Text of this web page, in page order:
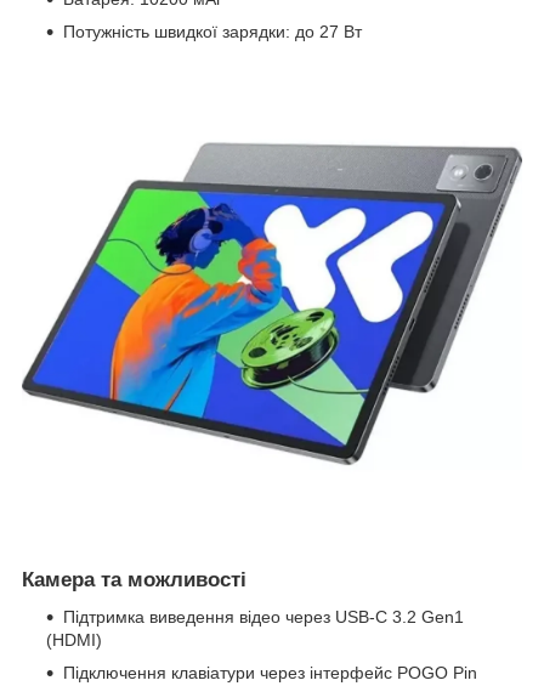
Потужність швидкої зарядки: до 27 Вт
Камера та можливості
Підтримка виведення відео через USB-C 3.2 Gen1
(HDMI)
Підключення клавіатури через інтерфейс POGO Pin